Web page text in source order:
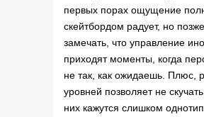
первых порах ощущение
скейтбордом радует, но
замечать, что управление
приходят моменты, когда
не так, как ожидаешь. Плюс,
уровней позволяет не
них кажутся слишком